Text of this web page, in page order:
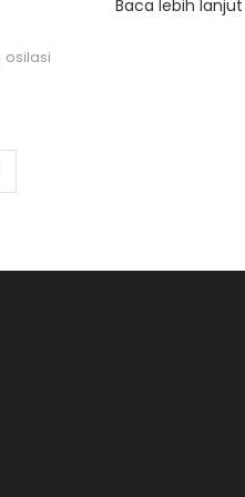
Baca lebih lanjut
osilasi